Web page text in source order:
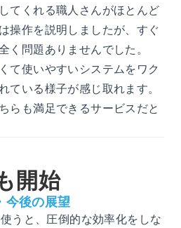
てくれる職人さんがほとんど
操作を説明しましたが、すぐ
く問題ありませんでした。
て使いやすいシステムをワク
ている様子が感じ取れます。
らも満足できるサービスだと
開始
後の展望
うと、圧倒的な効率化をしな